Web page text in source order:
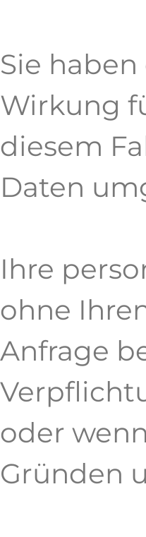
Sie
Wirkung
diesem
Daten
Ihre
ohne
Anfrage
oder
Gründen